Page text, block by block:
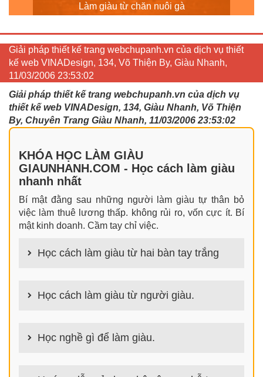
Làm giàu từ chăn nuôi gà
Giải pháp thiết kế trang webchupanh.vn của dịch vụ thiết
kế web VINADesign, 134, Võ Thiện By, Giàu Nhanh,
11/03/2006 23:53:02
Giải pháp thiết kế trang webchupanh.vn của dịch vụ
thiết kế web VINADesign, 134, Giàu Nhanh, Võ Thiện
By, Chuyên Trang Giàu Nhanh, 11/03/2006 23:53:02
KHÓA HỌC LÀM GIÀU
GIAUNHANH.COM - Học cách làm giàu
nhanh nhất
Bí mật đằng sau những người làm giàu tự thân bỏ
việc làm thuê lương thấp. không rủi ro, vốn cực ít. Bí
mật kinh doanh. Cầm tay chỉ việc.
Học cách làm giàu từ hai bàn tay trắng
nhưng hiệu quả bất ngờ. Bạn có thể thành công ngay
cả khi không có gì trong tay.
Học cách làm giàu từ người giàu.
làm giàu từ người giàu. Bạn sẽ có được góc nhìn đa
chiều khi đi sâu vào phân tích cách người giàu làm
Học nghề gì để làm giàu.
nhất hiện nay là gì? Nên học nghề gì để kiếm tiền